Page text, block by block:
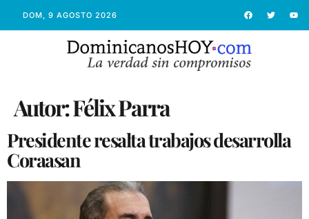
DOM, 9 AGOSTO 2026
Autor:Félix Parra
Presidente resalta trabajos desarrolla
Coraasan